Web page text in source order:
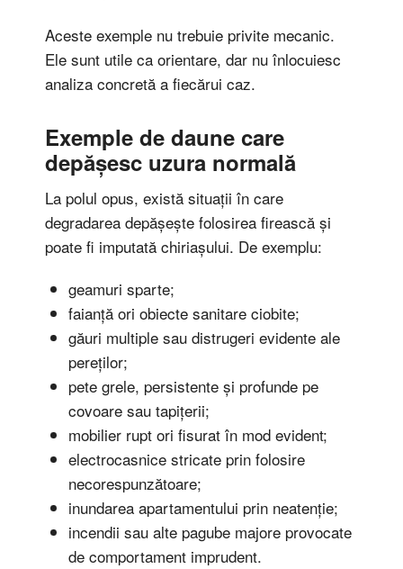
Aceste exemple nu trebuie privite mecanic.
Ele sunt utile ca orientare, dar nu înlocuiesc
analiza concretă a fiecărui caz.
Exemple de daune care
depășesc uzura normală
La polul opus, există situații în care
degradarea depășește folosirea firească și
poate fi imputată chiriașului. De exemplu:
geamuri sparte;
faianță ori obiecte sanitare ciobite;
găuri multiple sau distrugeri evidente ale
pereților;
pete grele, persistente și profunde pe
covoare sau tapițerii;
mobilier rupt ori fisurat în mod evident;
electrocasnice stricate prin folosire
necorespunzătoare;
inundarea apartamentului prin neatenție;
incendii sau alte pagube majore provocate
de comportament imprudent.